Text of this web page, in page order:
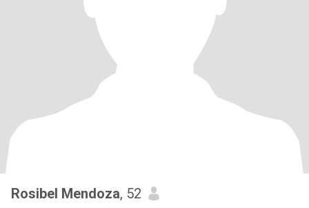
Rosibel Mendoza, 52